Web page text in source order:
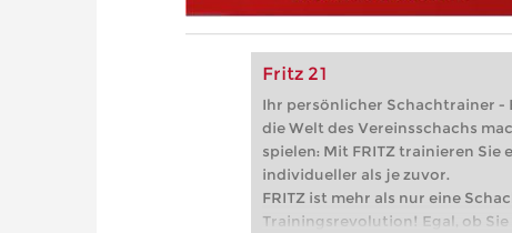
Fritz 21
Ihr persönlicher Schachtrainer -
die Welt des Vereinsschachs
spielen: Mit FRITZ trainieren
individueller als je zuvor.
FRITZ ist mehr als nur eine
Trainingsrevolution! Egal, ob